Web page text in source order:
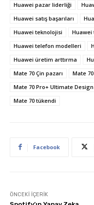
Huawei pazar liderliği
Huawei satış başarıları
Huawei teknolojisi
Huawei
Huawei telefon modelleri
Huawei üretim arttırma
Mate 70 Çin pazarı
Mate
Mate 70 Pro+ Ultimate Design
Mate 70 tükendi
Facebook
ÖNCEKI İÇERIK